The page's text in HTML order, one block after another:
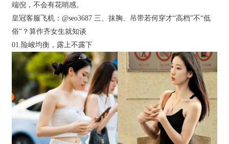
端倪，不会有花哨感。
皇冠客服飞机：@seo3687 三、抹胸、吊带若何穿才“高档”不“低
俗”？算作齐女生就知谈
01.险峻均衡，露上不露下